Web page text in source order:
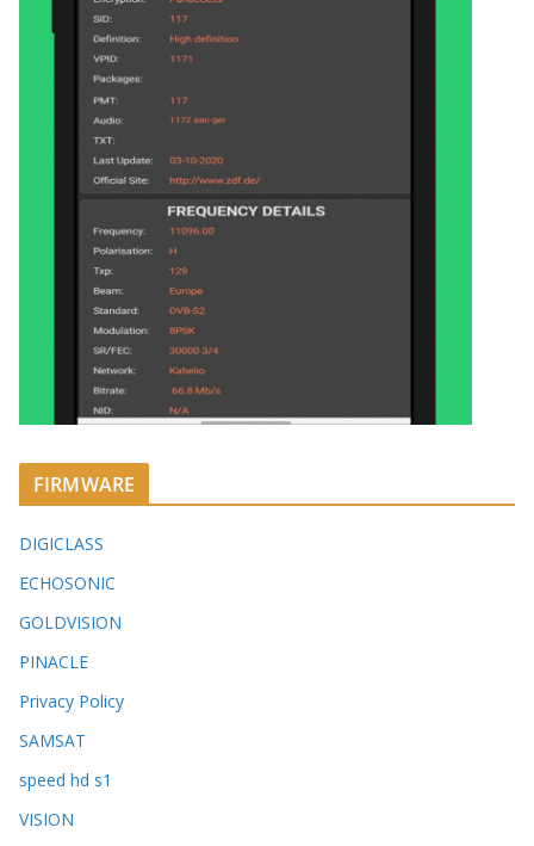
FIRMWARE
DIGICLASS
ECHOSONIC
GOLDVISION
PINACLE
Privacy Policy
SAMSAT
speed hd s1
VISION